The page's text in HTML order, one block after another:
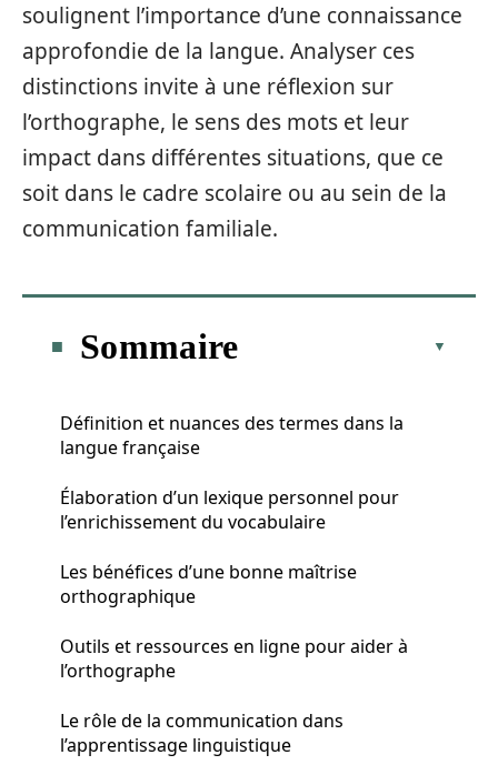
soulignent l’importance d’une connaissance
approfondie de la langue. Analyser ces
distinctions invite à une réflexion sur
l’orthographe, le sens des mots et leur
impact dans différentes situations, que ce
soit dans le cadre scolaire ou au sein de la
communication familiale.
Sommaire
Définition et nuances des termes dans la
langue française
Élaboration d’un lexique personnel pour
l’enrichissement du vocabulaire
Les bénéfices d’une bonne maîtrise
orthographique
Outils et ressources en ligne pour aider à
l’orthographe
Le rôle de la communication dans
l’apprentissage linguistique